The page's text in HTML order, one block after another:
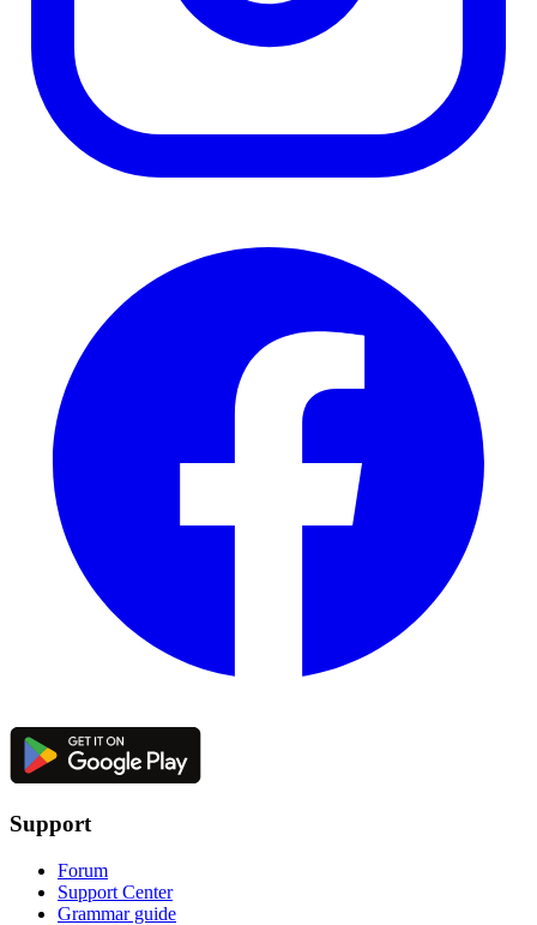
Support
Forum
Support Center
Grammar guide